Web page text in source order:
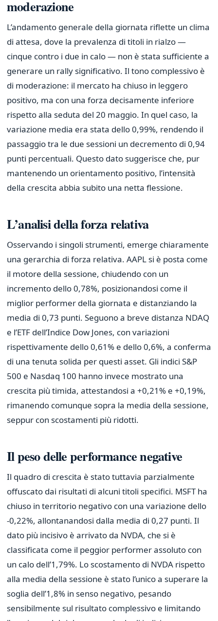
moderazione
L’andamento generale della giornata riflette un clima
di attesa, dove la prevalenza di titoli in rialzo —
cinque contro i due in calo — non è stata sufficiente a
generare un rally significativo. Il tono complessivo è
di moderazione: il mercato ha chiuso in leggero
positivo, ma con una forza decisamente inferiore
rispetto alla seduta del 20 maggio. In quel caso, la
variazione media era stata dello 0,99%, rendendo il
passaggio tra le due sessioni un decremento di 0,94
punti percentuali. Questo dato suggerisce che, pur
mantenendo un orientamento positivo, l’intensità
della crescita abbia subito una netta flessione.
L’analisi della forza relativa
Osservando i singoli strumenti, emerge chiaramente
una gerarchia di forza relativa. AAPL si è posta come
il motore della sessione, chiudendo con un
incremento dello 0,78%, posizionandosi come il
miglior performer della giornata e distanziando la
media di 0,73 punti. Seguono a breve distanza NDAQ
e l’ETF dell’Indice Dow Jones, con variazioni
rispettivamente dello 0,61% e dello 0,6%, a conferma
di una tenuta solida per questi asset. Gli indici S&P
500 e Nasdaq 100 hanno invece mostrato una
crescita più timida, attestandosi a +0,21% e +0,19%,
rimanendo comunque sopra la media della sessione,
seppur con scostamenti più ridotti.
Il peso delle performance negative
Il quadro di crescita è stato tuttavia parzialmente
offuscato dai risultati di alcuni titoli specifici. MSFT ha
chiuso in territorio negativo con una variazione dello
-0,22%, allontanandosi dalla media di 0,27 punti. Il
dato più incisivo è arrivato da NVDA, che si è
classificata come il peggior performer assoluto con
un calo dell’1,79%. Lo scostamento di NVDA rispetto
alla media della sessione è stato l’unico a superare la
soglia dell’1,8% in senso negativo, pesando
sensibilmente sul risultato complessivo e limitando